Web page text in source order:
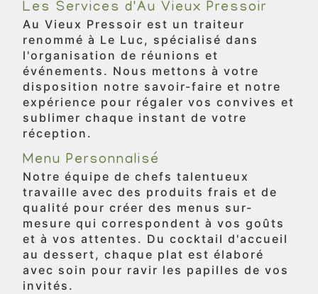
Les Services d'Au Vieux Pressoir
Au Vieux Pressoir est un traiteur
renommé à Le Luc, spécialisé dans
l'organisation de réunions et
événements. Nous mettons à votre
disposition notre savoir-faire et notre
expérience pour régaler vos convives et
sublimer chaque instant de votre
réception.
Menu Personnalisé
Notre équipe de chefs talentueux
travaille avec des produits frais et de
qualité pour créer des menus sur-
mesure qui correspondent à vos goûts
et à vos attentes. Du cocktail d'accueil
au dessert, chaque plat est élaboré
avec soin pour ravir les papilles de vos
invités.